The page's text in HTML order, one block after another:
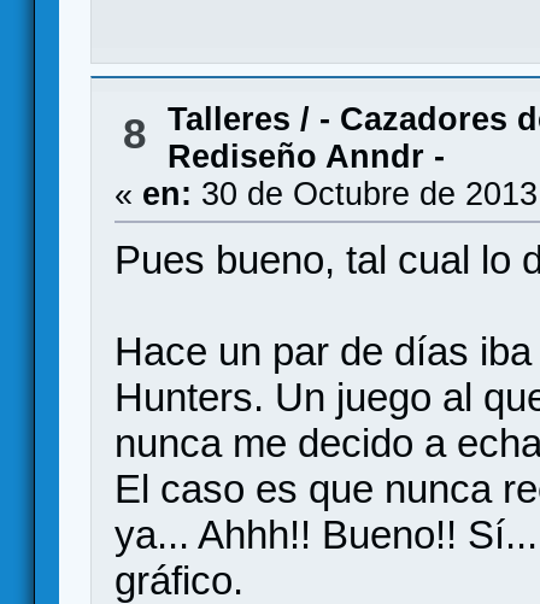
8 Talleres / - Cazadores
Rediseño Anndr -
« en: 30 de Octubre de
Pues bueno, tal cual lo
Hace un par de días
Hunters. Un juego al
nunca me decido a
El caso es que nunca
ya... Ahhh!! Bueno!!
gráfico.